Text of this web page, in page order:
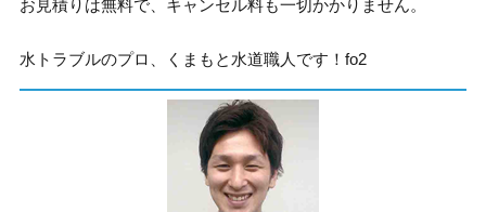
お見積りは無料で、キャンセル料も一切かかりません。
水トラブルのプロ、くまもと水道職人です！fo2